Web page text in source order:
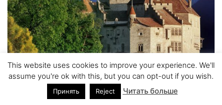
This website uses cookies to improve your experience. We'll
assume you're ok with this, but you can opt-out if you wish.
Принять Reject Читать больше